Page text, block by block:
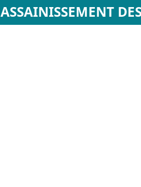
ASSAINISSEMENT